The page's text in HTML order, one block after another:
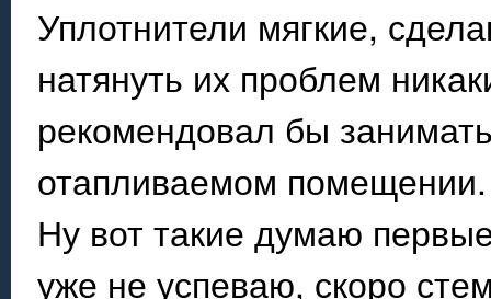
Уплотнители мягкие,
натянуть их проблем
рекомендовал бы
отапливаемом помещении.
Ну вот такие думаю
уже не успеваю, скоро